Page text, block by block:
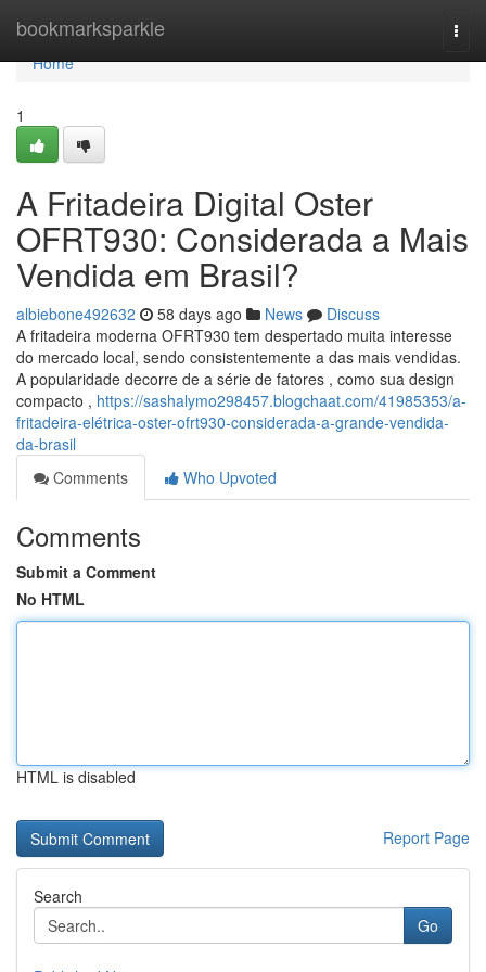
bookmarksparkle
Home
Home
1
A Fritadeira Digital Oster
OFRT930: Considerada a Mais
Vendida em Brasil?
albiebone492632 58 days ago News
Discuss
A fritadeira moderna OFRT930 tem despertado muita interesse
do mercado local, sendo consistentemente a das mais vendidas.
A popularidade decorre de a série de fatores , como sua design
compacto , https://sashalymo298457.blogchaat.com/41985353/a-
fritadeira-elétrica-oster-ofrt930-considerada-a-grande-vendida-
da-brasil
Comments
Who Upvoted
Comments
Submit a Comment
No HTML
HTML is disabled
Report Page
Search
Go